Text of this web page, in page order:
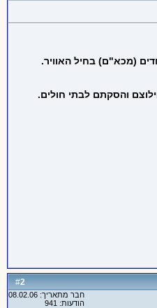
מיוחדים (מכא"ם) בחיל האוויר.
והסקתם לבתי חולים.
#
2
חבר מתאריך: 08.02.06
הודעות: 941